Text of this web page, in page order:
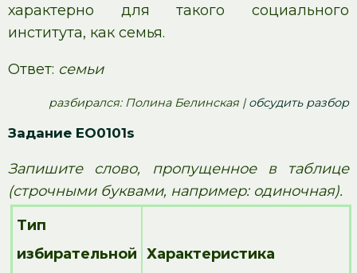
характерно для такого социального
института, как семья.
Ответ: семьи
pазбирался: Полина Белинская |обсудить разбор
Задание EO0101s
Запишите слово, пропущенное в таблице
(строчными буквами, например: одиночная).
Тип
избирательной Характеристика